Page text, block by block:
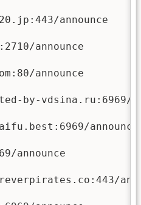
announce
announce
announce
by-vdsina.ru:6969/
announce
announce